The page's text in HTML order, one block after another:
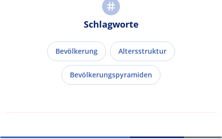
Schlagworte
Bevölkerung Altersstruktur
Bevölkerungspyramiden